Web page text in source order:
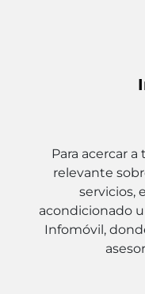
Para acercar
relevante
servicios,
acondicionado
Infomóvil,